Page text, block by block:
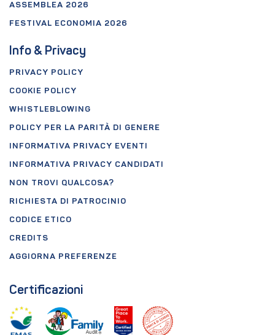
ASSEMBLEA 2026
FESTIVAL ECONOMIA 2026
Info & Privacy
PRIVACY POLICY
COOKIE POLICY
WHISTLEBLOWING
POLICY PER LA PARITÀ DI GENERE
INFORMATIVA PRIVACY EVENTI
INFORMATIVA PRIVACY CANDIDATI
NON TROVI QUALCOSA?
RICHIESTA DI PATROCINIO
CODICE ETICO
CREDITS
AGGIORNA PREFERENZE
Certificazioni